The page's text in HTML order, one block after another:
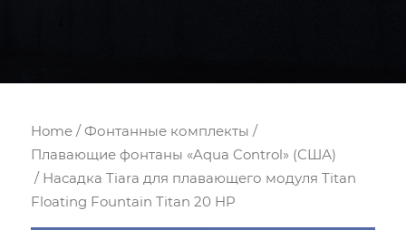
Home /Фонтанные комплекты /
Плавающие фонтаны «Aqua Control» (США)
/ Насадка Tiara для плавающего модуля Titan
Floating Fountain Titan 20 HP